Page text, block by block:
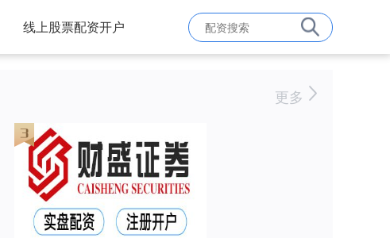
线上股票配资开户
更多